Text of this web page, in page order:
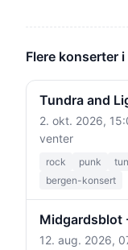
Flere konserter i
Tundra and
2. okt. 2026,
venter
rock punk
bergen-konsert
Midgardsblot
12. aug. 2026,